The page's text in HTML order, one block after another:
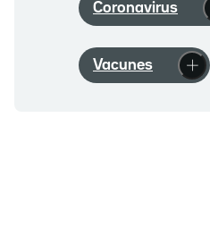
Coronavirus
Vacunes